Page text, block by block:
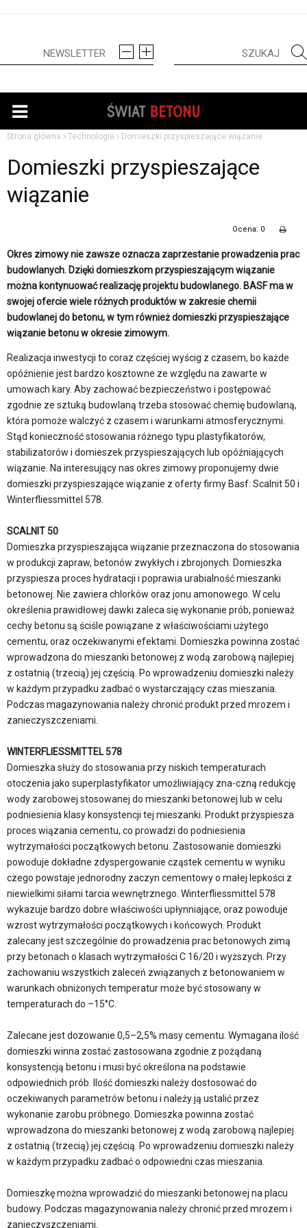
Strona główna Technologie Domieszki przyspieszające wiązanie
Domieszki przyspieszające
wiązanie
Ocena: 0
Okres zimowy nie zawsze oznacza zaprzestanie prowadzenia prac
budowlanych. Dzięki domieszkom przyspieszającym wiązanie
można kontynuować realizację projektu budowlanego. BASF ma w
swojej ofercie wiele różnych produktów w zakresie chemii
budowlanej do betonu, w tym również domieszki przyspieszające
wiązanie betonu w okresie zimowym.
Realizacja inwestycji to coraz częściej wyścig z czasem, bo każde
opóźnienie jest bardzo kosztowne ze względu na zawarte w
umowach kary. Aby zachować bezpieczeństwo i postępować
zgodnie ze sztuką budowlaną trzeba stosować chemię budowlaną,
która pomoże walczyć z czasem i warunkami atmosferycznymi.
Stąd konieczność stosowania różnego typu plastyfikatorów,
stabilizatorów i domieszek przyspieszających lub opóźniających
wiązanie. Na interesujący nas okres zimowy proponujemy dwie
domieszki przyspieszające wiązanie z oferty firmy Basf: Scalnit 50 i
Winterfliessmittel 578.
SCALNIT 50
Domieszka przyspieszająca wiązanie przeznaczona do stosowania
w produkcji zapraw, betonów zwykłych i zbrojonych. Domieszka
przyspiesza proces hydratacji i poprawia urabialność mieszanki
betonowej. Nie zawiera chlorków oraz jonu amonowego. W celu
określenia prawidłowej dawki zaleca się wykonanie prób, ponieważ
cechy betonu są ściśle powiązane z właściwościami użytego
cementu, oraz oczekiwanymi efektami. Domieszka powinna zostać
wprowadzona do mieszanki betonowej z wodą zarobową najlepiej
z ostatnią (trzecią) jej częścią. Po wprowadzeniu domieszki należy
w każdym przypadku zadbać o wystarczający czas mieszania.
Podczas magazynowania należy chronić produkt przed mrozem i
zanieczyszczeniami.
WINTERFLIESSMITTEL 578
Domieszka służy do stosowania przy niskich temperaturach
otoczenia jako superplastyfikator umożliwiający zna-czną redukcję
wody zarobowej stosowanej do mieszanki betonowej lub w celu
podniesienia klasy konsystencji tej mieszanki. Produkt przyspiesza
proces wiązania cementu, co prowadzi do podniesienia
wytrzymałości początkowych betonu. Zastosowanie domieszki
powoduje dokładne zdyspergowanie cząstek cementu w wyniku
czego powstaje jednorodny zaczyn cementowy o małej lepkości z
niewielkimi siłami tarcia wewnętrznego. Winterfliessmittel 578
wykazuje bardzo dobre właściwości upłynniające, oraz powoduje
wzrost wytrzymałości początkowych i końcowych. Produkt
zalecany jest szczególnie do prowadzenia prac betonowych zimą
przy betonach o klasach wytrzymałości C 16/20 i wyższych. Przy
zachowaniu wszystkich zaleceń związanych z betonowaniem w
warunkach obniżonych temperatur może być stosowany w
temperaturach do –15°C.
Zalecane jest dozowanie 0,5–2,5% masy cementu. Wymagana ilość
domieszki winna zostać zastosowana zgodnie z pożądaną
konsystencją betonu i musi być określona na podstawie
odpowiednich prób. Ilość domieszki należy dostosować do
oczekiwanych parametrów betonu i należy ją ustalić przez
wykonanie zarobu próbnego. Domieszka powinna zostać
wprowadzona do mieszanki betonowej z wodą zarobową najlepiej
z ostatnią (trzecią) jej częścią. Po wprowadzeniu domieszki należy
w każdym przypadku zadbać o odpowiedni czas mieszania.
Domieszkę można wprowadzić do mieszanki betonowej na placu
budowy. Podczas magazynowania należy chronić przed mrozem i
zanieczyszczeniami.